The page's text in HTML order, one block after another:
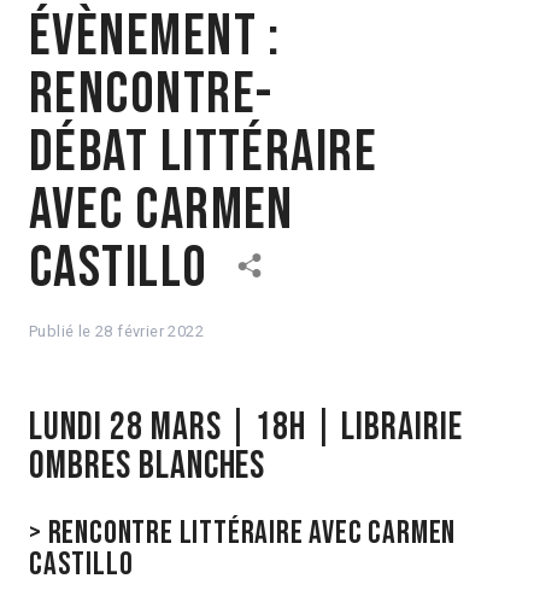
Évènement :
rencontre-
débat littéraire
avec Carmen
Castillo
Publié le28 février 2022
Lundi 28 mars | 18h | Librairie
Ombres Blanches
> Rencontre littéraire avec Carmen
Castillo